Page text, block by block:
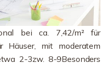
bei ca. 7,42/m² für
Häuser, mit moderatem
2-3zw. 8-9Besonders